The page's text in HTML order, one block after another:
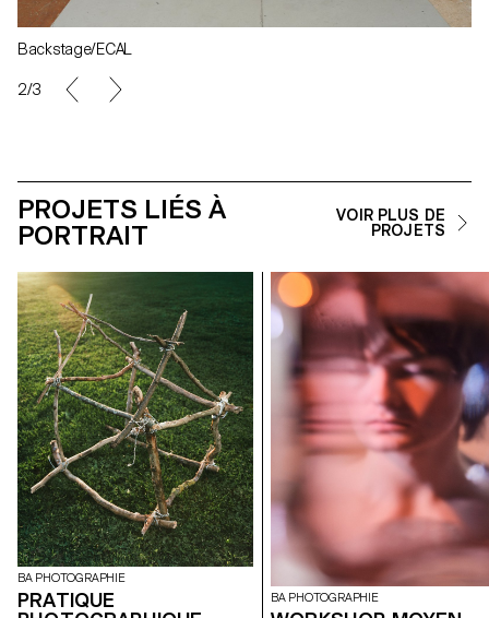
Backstage/ECAL
2/3
PROJETS LIÉS À
PORTRAIT
VOIR PLUS DE
PROJETS
BA PHOTOGRAPHIE
PRATIQUE
BA PHOTOGRAPHIE